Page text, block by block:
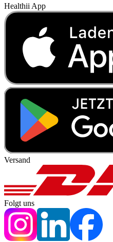
Healthii App
Versand
Folgt uns